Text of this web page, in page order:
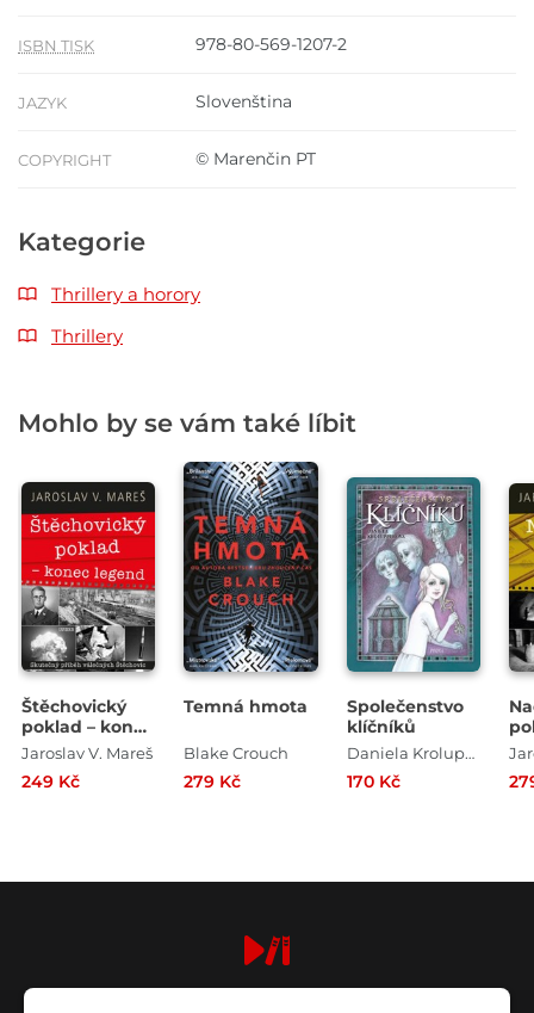
ISBN TISK 978-80-569-1207-2
JAZYK Slovenština
COPYRIGHT © Marenčin PT
Kategorie
Thrillery a horory
Thrillery
Mohlo by se vám také líbit
Štěchovický
poklad – konec
legend
Jaroslav V. Mareš
249 Kč
Temná hmota
Blake Crouch
279 Kč
Společenstvo
klíčníků
Daniela Krolupperová
170 Kč